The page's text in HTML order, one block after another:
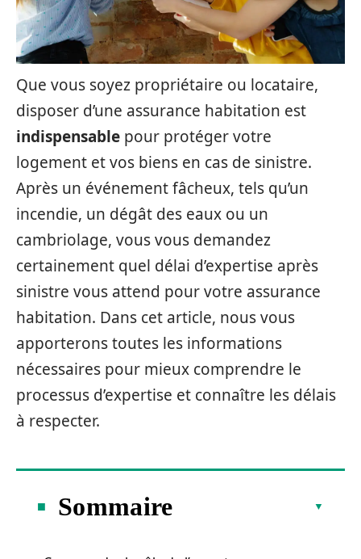
Que vous soyez propriétaire ou locataire,
disposer d’une assurance habitation est
indispensable pour protéger votre
logement et vos biens en cas de sinistre.
Après un événement fâcheux, tels qu’un
incendie, un dégât des eaux ou un
cambriolage, vous vous demandez
certainement quel délai d’expertise après
sinistre vous attend pour votre assurance
habitation. Dans cet article, nous vous
apporterons toutes les informations
nécessaires pour mieux comprendre le
processus d’expertise et connaître les délais
à respecter.
Sommaire